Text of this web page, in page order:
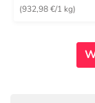
(932,98 €/1 kg)